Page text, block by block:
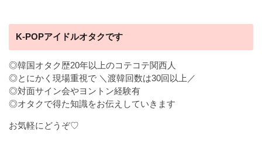
K-POPアイドルオタクです
◎韓国オタク歴20年以上のコテコテ関西人
◎とにかく現場重視で ＼渡韓回数は30回以上／
◎対面サイン会やヨントン経験有
◎オタクで得た知識をお伝えしていきます
お気軽にどうぞ♡